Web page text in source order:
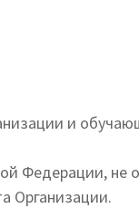
и
Федерации, не
Организации.